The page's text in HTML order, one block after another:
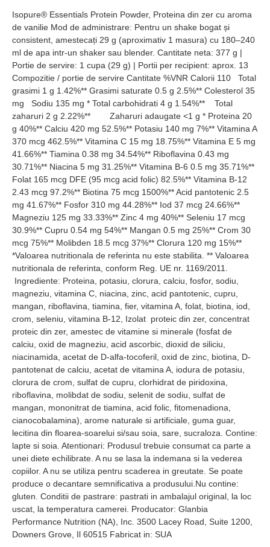
Isopure® Essentials Protein Powder, Proteina din zer cu aroma
de vanilie Mod de administrare: Pentru un shake bogat și
consistent, amestecați 29 g (aproximativ 1 masura) cu 180–240
ml de apa intr-un shaker sau blender. Cantitate neta: 377 g |
Portie de servire: 1 cupa (29 g) | Portii per recipient: aprox. 13
Compozitie / portie de servire Cantitate %VNR Calorii 110 Total
grasimi 1 g 1.42%** Grasimi saturate 0.5 g 2.5%** Colesterol 35
mg Sodiu 135 mg * Total carbohidrati 4 g 1.54%** Total
zaharuri 2 g 2.22%** Zaharuri adaugate <1 g * Proteina 20
g 40%** Calciu 420 mg 52.5%** Potasiu 140 mg 7%** Vitamina A
370 mcg 462.5%** Vitamina C 15 mg 18.75%** Vitamina E 5 mg
41.66%** Tiamina 0.38 mg 34.54%** Riboflavina 0.43 mg
30.71%** Niacina 5 mg 31.25%** Vitamina B-6 0.5 mg 35.71%**
Folat 165 mcg DFE (95 mcg acid folic) 82.5%** Vitamina B-12
2.43 mcg 97.2%** Biotina 75 mcg 1500%** Acid pantotenic 2.5
mg 41.67%** Fosfor 310 mg 44.28%** Iod 37 mcg 24.66%**
Magneziu 125 mg 33.33%** Zinc 4 mg 40%** Seleniu 17 mcg
30.9%** Cupru 0.54 mg 54%** Mangan 0.5 mg 25%** Crom 30
mcg 75%** Molibden 18.5 mcg 37%** Clorura 120 mg 15%**
*Valoarea nutritionala de referinta nu este stabilita. ** Valoarea
nutritionala de referinta, conform Reg. UE nr. 1169/2011.
Ingrediente: Proteina, potasiu, clorura, calciu, fosfor, sodiu,
magneziu, vitamina C, niacina, zinc, acid pantotenic, cupru,
mangan, riboflavina, tiamina, fier, vitamina A, folat, biotina, iod,
crom, seleniu, vitamina B-12, Izolat proteic din zer, concentrat
proteic din zer, amestec de vitamine si minerale (fosfat de
calciu, oxid de magneziu, acid ascorbic, dioxid de siliciu,
niacinamida, acetat de D-alfa-tocoferil, oxid de zinc, biotina, D-
pantotenat de calciu, acetat de vitamina A, iodura de potasiu,
clorura de crom, sulfat de cupru, clorhidrat de piridoxina,
riboflavina, molibdat de sodiu, selenit de sodiu, sulfat de
mangan, mononitrat de tiamina, acid folic, fitomenadiona,
cianocobalamina), arome naturale si artificiale, guma guar,
lecitina din floarea-soarelui si/sau soia, sare, sucraloza. Contine:
lapte si soia. Atentionari: Produsul trebuie consumat ca parte a
unei diete echilibrate. A nu se lasa la indemana si la vederea
copiilor. A nu se utiliza pentru scaderea in greutate. Se poate
produce o decantare semnificativa a produsului.Nu contine:
gluten. Conditii de pastrare: pastrati in ambalajul original, la loc
uscat, la temperatura camerei. Producator: Glanbia
Performance Nutrition (NA), Inc. 3500 Lacey Road, Suite 1200,
Downers Grove, Il 60515 Fabricat in: SUA